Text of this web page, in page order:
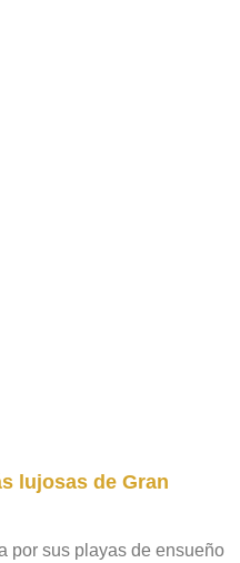
lujosas de Gran
por sus playas de ensueño